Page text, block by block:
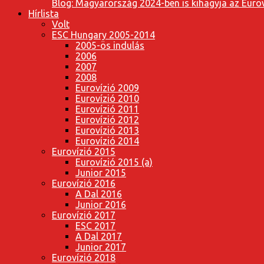
Blog: Magyarország 2024-ben is kihagyja az
Hírlista
Volt
ESC Hungary 2005-2014
2005-ös indulás
2006
2007
2008
Eurovízió 2009
Eurovízió 2010
Eurovízió 2011
Eurovízió 2012
Eurovízió 2013
Eurovízió 2014
Eurovízió 2015
Eurovízió 2015 (a)
Junior 2015
Eurovízió 2016
A Dal 2016
Junior 2016
Eurovízió 2017
ESC 2017
A Dal 2017
Junior 2017
Eurovízió 2018